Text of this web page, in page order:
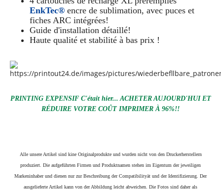
EnkTec® encre de sublimation, avec puces et
fiches ARC intégrées!
Guide d'installation détaillé!
Haute qualité et stabilité à bas prix !
PRINTING EXPENSIF C'était hier... ACHETER AUJOURD'HUI ET
RÉDUIRE VOTRE COÛT IMPRIMER À 96%!!
Alle unsere Artikel sind kine Originalprodukte und wurden nicht von den Druckerherstellern
produziert. Die aufgeführten Firmen und Produktnamen stehen im Eigentum der jeweiligen
Markeninhaber und dienen nur zur Beschreibung der Compatibilityät und der Identifizierung. Der
ausgelieferte Artikel kann von der Abbildung leicht abweichen. Die Fotos sind daher als